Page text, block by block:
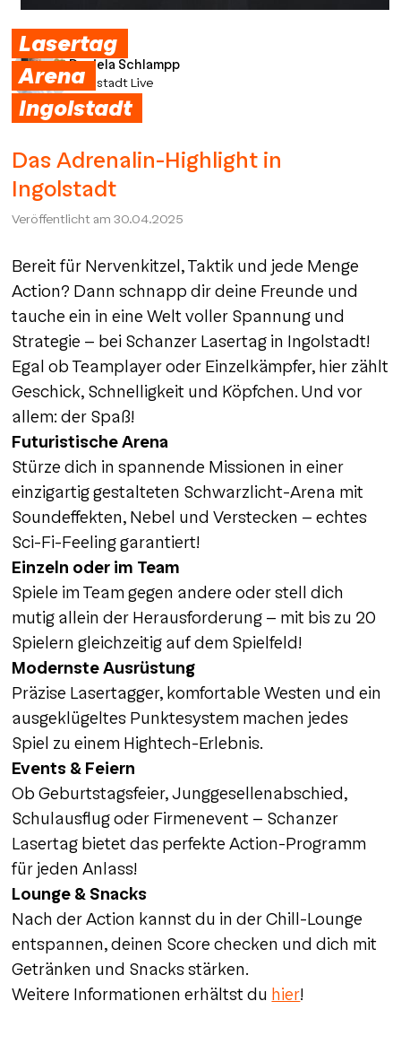
Lasertag
Arena
Ingolstadt
Daniela Schlampp
Ingolstadt Live
Das Adrenalin-Highlight in
Ingolstadt
Veröffentlicht am 30.04.2025
Bereit für Nervenkitzel, Taktik und jede Menge
Action? Dann schnapp dir deine Freunde und
tauche ein in eine Welt voller Spannung und
Strategie – bei Schanzer Lasertag in Ingolstadt!
Egal ob Teamplayer oder Einzelkämpfer, hier zählt
Geschick, Schnelligkeit und Köpfchen. Und vor
allem: der Spaß!
Futuristische Arena
Stürze dich in spannende Missionen in einer
einzigartig gestalteten Schwarzlicht-Arena mit
Soundeffekten, Nebel und Verstecken – echtes
Sci-Fi-Feeling garantiert!
Einzeln oder im Team
Spiele im Team gegen andere oder stell dich
mutig allein der Herausforderung – mit bis zu 20
Spielern gleichzeitig auf dem Spielfeld!
Modernste Ausrüstung
Präzise Lasertagger, komfortable Westen und ein
ausgeklügeltes Punktesystem machen jedes
Spiel zu einem Hightech-Erlebnis.
Events & Feiern
Ob Geburtstagsfeier, Junggesellenabschied,
Schulausflug oder Firmenevent – Schanzer
Lasertag bietet das perfekte Action-Programm
für jeden Anlass!
Lounge & Snacks
Nach der Action kannst du in der Chill-Lounge
entspannen, deinen Score checken und dich mit
Getränken und Snacks stärken.
Weitere Informationen erhältst du hier!